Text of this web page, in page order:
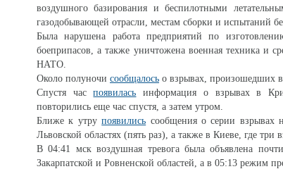
воздушного базирования и беспилотными
газодобывающей отрасли, местам сборки и испытаний
Была нарушена работа предприятий по
боеприпасов, а также уничтожена военная техника и
НАТО.
Около полуночи сообщалось о взрывах, произошедших в
Спустя часпоявилась информация о взрывах в
повторились еще час спустя, а затем утром.
Ближе к утрупоявились сообщения о серии
Львовской областях (пять раз), а также в Киеве, где три
В 04:41 мск воздушная тревога была объявлена
Закарпатской и Ровненской областей, а в 05:13 режим